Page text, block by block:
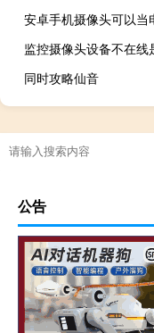
同时攻略仙音
公告